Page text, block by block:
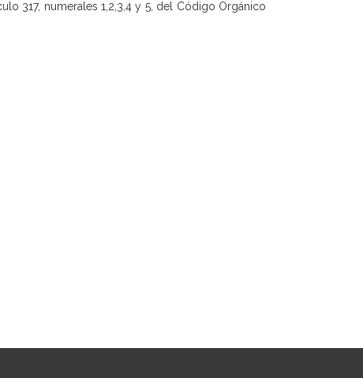
317, numerales 1,2,3,4 y 5, del Código Orgánico